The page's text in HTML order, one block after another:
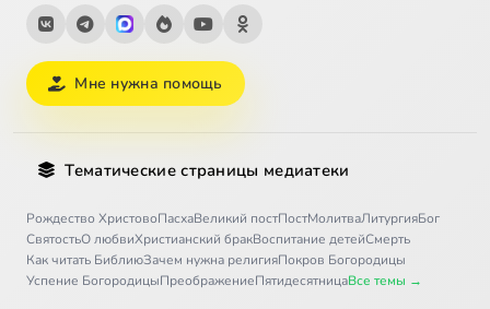
Мне нужна помощь
Тематические страницы медиатеки
Рождество ХристовоПасхаВеликий постПостМолитваЛитургияБог
СвятостьО любвиХристианский бракВоспитание детейСмерть
Как читать БиблиюЗачем нужна религияПокров Богородицы
Успение БогородицыПреображениеПятидесятницаВсе темы →